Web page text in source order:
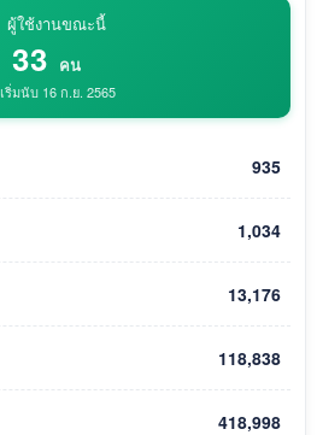
ผู้ใช้งานขณะนี้
33 คน
เริ่มนับ 16 ก.ย. 2565
935
1,034
13,176
118,838
418,998